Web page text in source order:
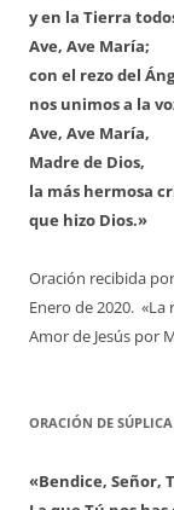
y en la Tierra
Ave, Ave María;
con el rezo del
nos unimos a la
Ave, Ave María,
Madre de Dios,
la más hermosa
que hizo Dios.»
Oración recibida
Enero de 2020.
Amor de Jesús por
ORACIÓN DE
«Bendice, Señor,